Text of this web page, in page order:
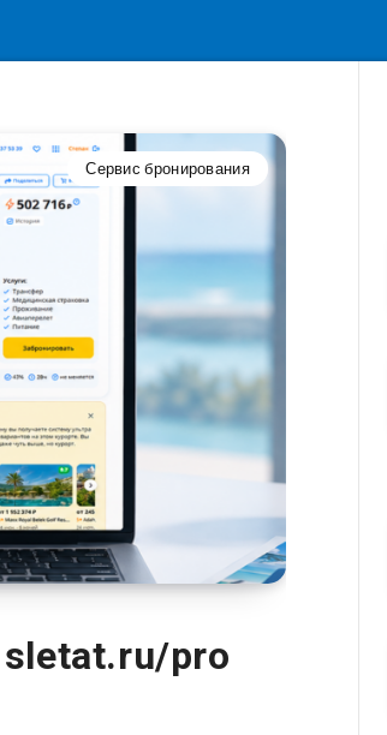
Сервис бронирования
sletat.ru/pro